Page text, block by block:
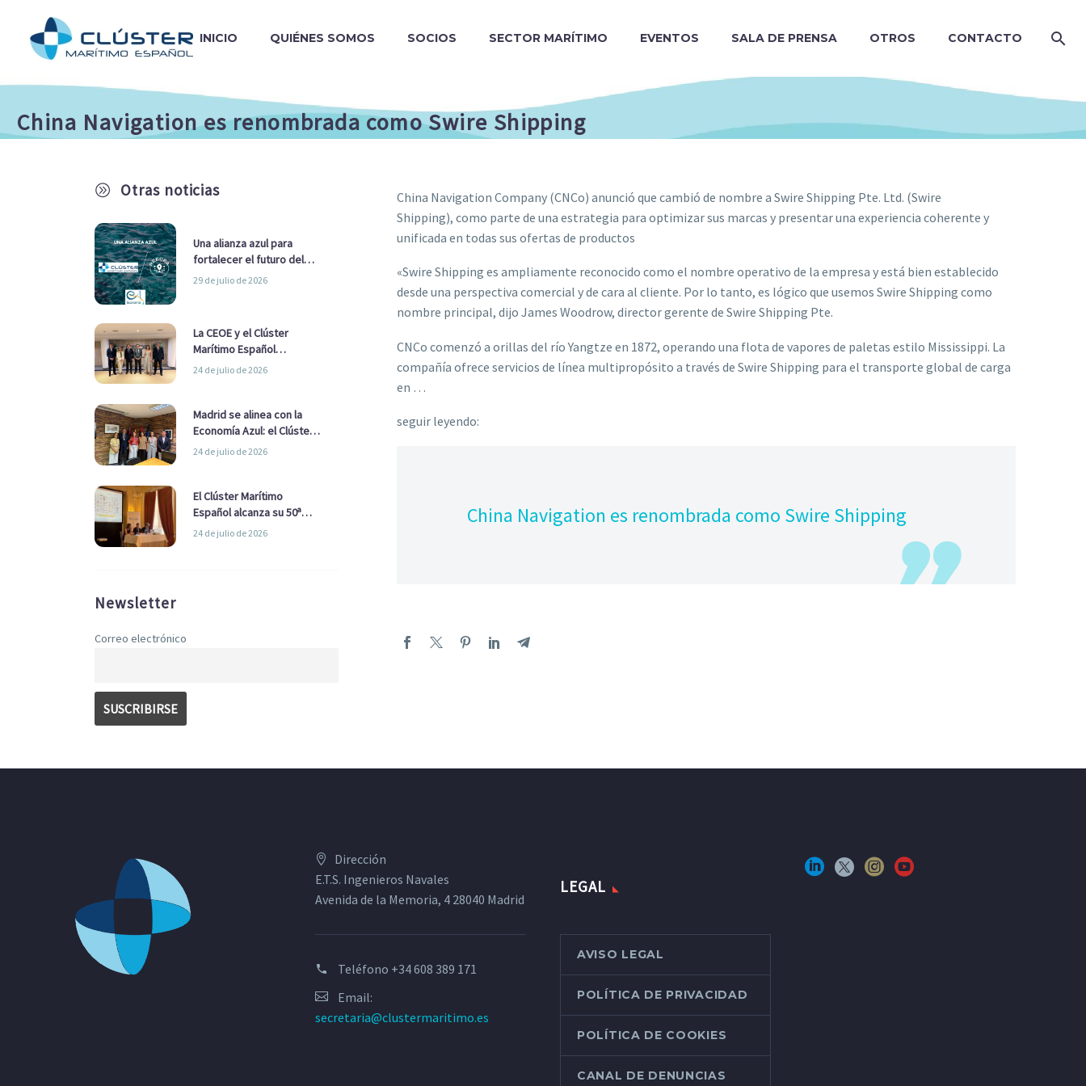
INICIO QUIÉNES SOMOS SOCIOS SECTOR MARÍTIMO EVENTOS SALA DE PRENSA OTROS CONTACTO
China Navigation es renombrada como Swire Shipping
A Otras noticias
Una alianza azul para
fortalecer el futuro del
sector marítimo
29 de julio de 2026
La CEOE y el Clúster
Marítimo Español
refuerzan su alianza para
24 de julio de 2026
Madrid se alinea con la
Economía Azul: el Clúster
Marítimo Español y la Real
Ayuntamiento
24 de julio de 2026
El Clúster Marítimo
Español alcanza su 50ª
Asamblea reafirmando su
24 de julio de 2026
Newsletter
Correo electrónico
China Navigation Company (CNCo) anunció que cambió de nombre a Swire Shipping Pte. Ltd. (Swire
Shipping), como parte de una estrategia para optimizar sus marcas y presentar una experiencia coherente y
unificada en todas sus ofertas de productos
«Swire Shipping es ampliamente reconocido como el nombre operativo de la empresa y está bien establecido
desde una perspectiva comercial y de cara al cliente. Por lo tanto, es lógico que usemos Swire Shipping como
nombre principal, dijo James Woodrow, director gerente de Swire Shipping Pte.
CNCo comenzó a orillas del río Yangtze en 1872, operando una flota de vapores de paletas estilo Mississippi. La
compañía ofrece servicios de línea multipropósito a través de Swire Shipping para el transporte global de carga
en …
seguir leyendo:
China Navigation es renombrada como Swire Shipping
Dirección
E.T.S. Ingenieros Navales
Avenida de la Memoria, 4 28040 Madrid
Teléfono +34 608 389 171
Email:
secretaria@clustermaritimo.es
LEGAL
AVISO LEGAL
POLÍTICA DE PRIVACIDAD
POLÍTICA DE COOKIES
CANAL DE DENUNCIAS